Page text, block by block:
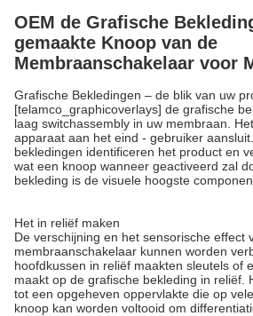
OEM de Grafische
gemaakte Knoop van de
Membraanschakelaar voor
Grafische Bekledingen – de blik van uw
[telamco_graphicoverlays] de grafische
laag switchassembly in uw membraan.
apparaat aan het eind - gebruiker
bekledingen identificeren het product en
wat een knoop wanneer geactiveerd zal
bekleding is de visuele hoogste
Het in reliëf maken
De verschijning en het sensorische effect
membraanschakelaar kunnen worden
hoofdkussen in reliëf maakten sleutels of
maakt op de grafische bekleding in reliëf.
tot een opgeheven oppervlakte die op
knoop kan worden voltooid om